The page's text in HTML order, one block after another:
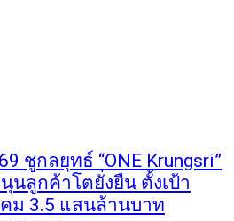
ชูกลยุทธ์ “ONE Krungsri”
นลูกค้าโตยั่งยืน ตั้งเป้า
ม 3.5 แสนล้านบาท